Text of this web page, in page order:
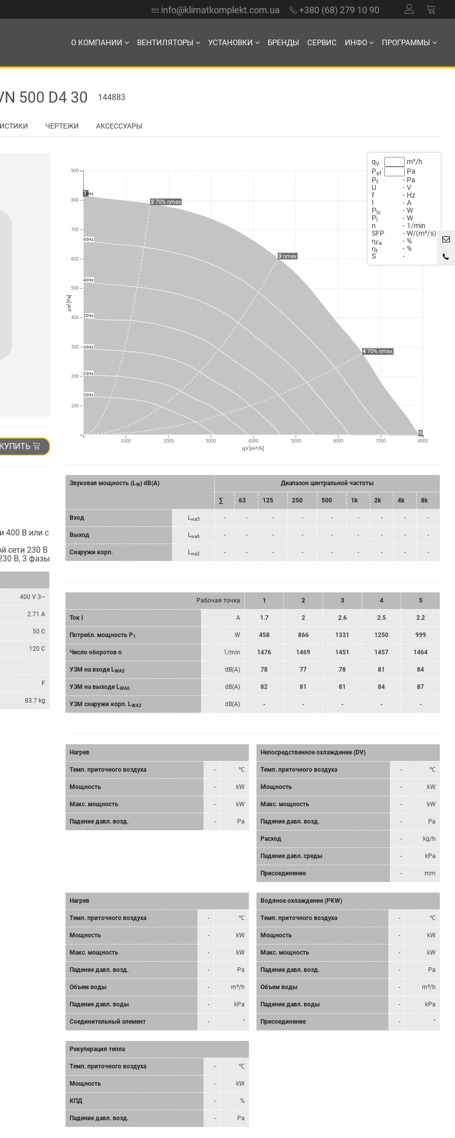
info@klimatkomplekt.com.ua +380 (68) 279 10 90
О КОМПАНИИ ВЕНТИЛЯТОРЫ УСТАНОВКИ БРЕНДЫ СЕРВИС ИНФО ПРОГРАММЫ
500 D4 30 144883
ЧЕРТЕЖИ АКСЕССУАРЫ
КУПИТЬ
400 В или с
сети 230 В
В, 3 фазы
400 V 3~
2.71 A
50 C
120 C
F
83.7 kg
1000 2000 3000 4000 5000 6000 7000 8000
psf [Pa]
900
800
700
600
500
400
300
200
100
qV [m³/h]
20Hz
25Hz
30Hz
35Hz
40Hz
45Hz
50Hz
1
270% ηmax
3ηmax
470% ηmax
5
qV
m³/h
Psf
Pa
Pf - Pa
U
- V
f
- Hz
Ι
- A
Ρ lc - W
Ρ
- W
n
- 1/min
SFP
- W/(m³/s)
ηFa - %
ηt - %
S
-
Звуковая мощность (LW) dB(A) Диапазон центральной частоты
∑ 63 125 250 500 1k 2k 4k 8k
Bход Lwa5 - - - - - - - - -
Bыход Lwa6 - - - - - - - - -
Снаружи корп. Lwa2 - - - - - - - - -
Рабочая точка 1 2 3 4 5
Ток I A 1.7 2 2.6 2.5 2.2
Потребл. мощность P1 W 458 866 1331 1250 999
Число оборотов n 1/min 1476 1469 1451 1457 1464
УЗМ на входе LWA5 dB(A) 78 77 78 81 84
УЗМ на выходе LWA6 dB(A) 82 81 81 84 87
УЗМ снаружи корп. LWA2 dB(A) - - - - -
Нагрев
Tемп. приточного воздуха - ℃
Мощность - kW
Mакс. мощность - kW
Падение давл. возд. - Pa
Непосредственное охлаждение (DV)
Tемп. приточного воздуха - ℃
Мощность - kW
Mакс. мощность - kW
Падение давл. возд. - Pa
Расход - kg/h
Падение давл. среды - kPa
Присоединение - mm
Нагрев
Tемп. приточного воздуха - ℃
Мощность - kW
Mакс. мощность - kW
Падение давл. возд. - Pa
Объем воды - m³/h
Падение давл. воды - kPa
Соединительный элемент - "
Водяное охлаждение (PKW)
Tемп. приточного воздуха - ℃
Мощность - kW
Mакс. мощность - kW
Падение давл. возд. - Pa
Объем воды - m³/h
Падение давл. воды - kPa
Присоединение - "
Рекуперация тепла
Tемп. приточного воздуха - ℃
Мощность - kW
КПД - %
Падение давл. возд. - Pa